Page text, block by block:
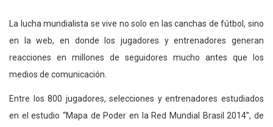
La lucha mundialista se vive no solo en las canchas de fútbol, sino
en la web, en donde los jugadores y entrenadores generan
reacciones en millones de seguidores mucho antes que los
medios de comunicación.
Entre los 800 jugadores, selecciones y entrenadores estudiados
en el estudio “Mapa de Poder en la Red Mundial Brasil 2014”, de